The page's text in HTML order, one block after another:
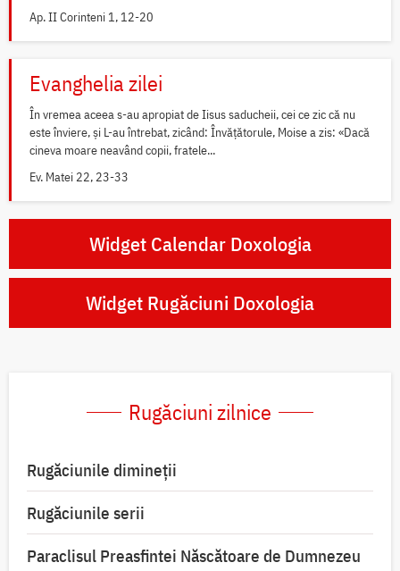
Ap. II Corinteni 1, 12-20
Evanghelia zilei
În vremea aceea s-au apropiat de Iisus saducheii, cei ce zic că nu
este înviere, și L-au întrebat, zicând: Învățătorule, Moise a zis: «Dacă
cineva moare neavând copii, fratele...
Ev. Matei 22, 23-33
Widget Calendar Doxologia
Widget Rugăciuni Doxologia
Rugăciuni zilnice
Rugăciunile dimineții
Rugăciunile serii
Paraclisul Preasfintei Născătoare de Dumnezeu